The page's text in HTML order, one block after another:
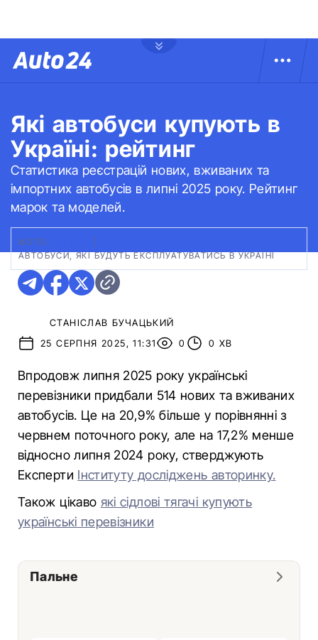
Які автобуси купують в
Україні: рейтинг
Статистика реєстрацій нових, вживаних та
імпортних автобусів в липні 2025 року. Рейтинг
марок та моделей.
ФОТО:
АВТОБУСИ, ЯКІ БУДУТЬ ЕКСПЛУАТУВАТИСЬ В УКРАЇНІ
СТАНІСЛАВ БУЧАЦЬКИЙ
25 СЕРПНЯ 2025, 11:31
0 0 ХВ
Впродовж липня 2025 року українські
перевізники придбали 514 нових та вживаних
автобусів. Це на 20,9% більше у порівнянні з
червнем поточного року, але на 17,2% менше
відносно липня 2024 року, стверджують
Експерти Інституту досліджень авторинку.
Також цікаво які сідлові тягачі купують
українські перевізники
Пальне